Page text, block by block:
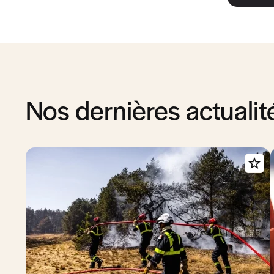
Nos dernières